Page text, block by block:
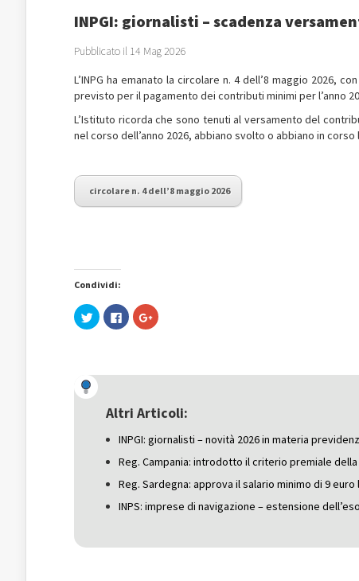
INPGI: giornalisti – scadenza
Pubblicato il 14 Mag 2026
L’INPG ha emanato la circolare n. 4 dell’8 maggio 2026,
previsto per il pagamento dei contributi minimi per l’anno
L’Istituto ricorda che sono tenuti al versamento del
nel corso dell’anno 2026, abbiano svolto o abbiano in
circolare n. 4 dell’8 maggio 2026
Condividi:
Fai
clic
(Si
apre
una
nuova
Fai
clic
nuova
finestra)
Fai
clic
una
nuova
Altri Articoli:
INPGI: giornalisti – novità 2026 in materia
Reg. Campania: introdotto il criterio premiale
Reg. Sardegna: approva il salario minimo di 9
INPS: imprese di navigazione – estensione